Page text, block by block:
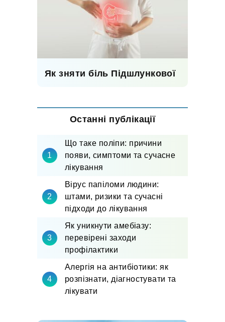
Як зняти біль Підшлункової
Останні публікації
Що таке поліпи: причини
появи, симптоми та сучасне
лікування
Вірус папіломи людини:
штами, ризики та сучасні
підходи до лікування
Як уникнути амебіазу:
перевірені заходи
профілактики
Алергія на антибіотики: як
розпізнати, діагностувати та
лікувати